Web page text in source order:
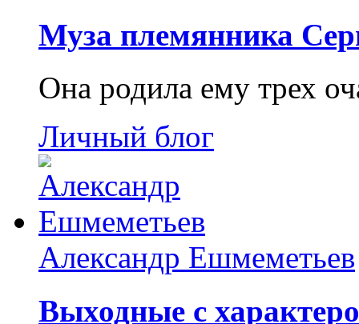
Муза племянника
Она родила ему трех
Личный блог
Александр Ешмеметьев
Выходные с